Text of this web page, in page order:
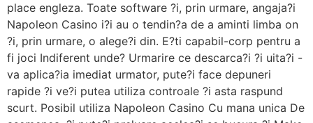
place engleza. Toate software ?i, prin urmare, angaja?i
Napoleon Casino i?i au o tendin?a de a aminti limba on
?i, prin urmare, o alege?i din. E?ti capabil-corp pentru a
fi joci Indiferent unde? Urmarire ce descarca?i ?i uita?i -
va aplica?ia imediat urmator, pute?i face depuneri
rapide ?i ve?i putea utiliza controale ?i asta raspund
scurt. Posibil utiliza Napoleon Casino Cu mana unica De